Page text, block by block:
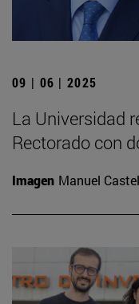
09 | 06 | 2025
La Universidad
Rectorado con
Imagen Manuel